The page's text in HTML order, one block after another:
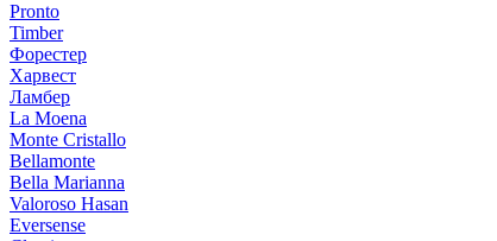
Pronto
Timber
Форестер
Харвест
Ламбер
La Moena
Monte Cristallo
Bellamonte
Bella Marianna
Valoroso Hasan
Eversense